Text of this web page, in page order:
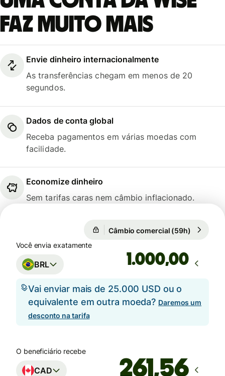
faz muito mais
Envie dinheiro internacionalmente
As transferências chegam em menos de 20
segundos.
Dados de conta global
Receba pagamentos em várias moedas com
facilidade.
Economize dinheiro
Sem tarifas caras nem câmbio inflacionado.
Câmbio comercial (59h)
Você envia exatamente
BRL ,00
Vai enviar mais de 25.000 USD ou o
equivalente em outra moeda? Daremos um
desconto na tarifa
O beneficiário recebe
CAD